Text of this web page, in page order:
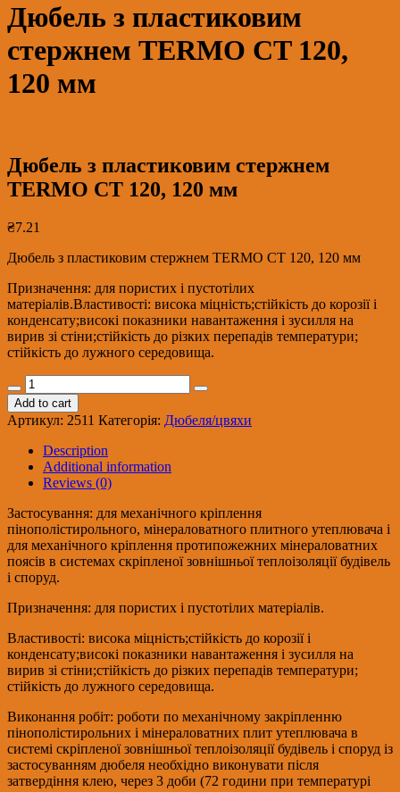
Дюбель з пластиковим
стержнем TERMO CT 120,
120 мм
Дюбель з пластиковим стержнем
TERMO CT 120, 120 мм
₴7.21
Дюбель з пластиковим стержнем TERMO CT 120, 120 мм
Призначення: для пористих і пустотілих
матеріалів.Властивості: висока міцність;стійкість до корозії і
конденсату;високі показники навантаження і зусилля на
вирив зі стіни;стійкість до різких перепадів температури;
стійкість до лужного середовища.
Дюбель
з
пластиковим
стержнем
TERMO
CT
120,
120
мм
quantity
Add to cart
Артикул: 2511 Категорія: Дюбеля/цвяхи
Description
Additional information
Reviews (0)
Застосування: для механічного кріплення
пінополістирольного, мінераловатного плитного утеплювача і
для механічного кріплення протипожежних мінераловатних
поясів в системах скріпленої зовнішньої теплоізоляції будівель
і споруд.
Призначення: для пористих і пустотілих матеріалів.
Властивості: висока міцність;стійкість до корозії і
конденсату;високі показники навантаження і зусилля на
вирив зі стіни;стійкість до різких перепадів температури;
стійкість до лужного середовища.
Виконання робіт: роботи по механічному закріпленню
пінополістирольних і мінераловатних плит утеплювача в
системі скріпленої зовнішньої теплоізоляції будівель і споруд із
застосуванням дюбеля необхідно виконувати після
затвердіння клею, через 3 доби (72 години при температурі